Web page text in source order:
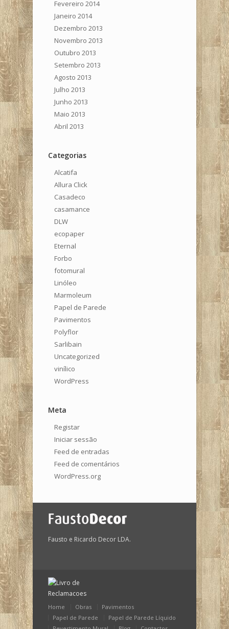
Fevereiro 2014
Janeiro 2014
Dezembro 2013
Novembro 2013
Outubro 2013
Setembro 2013
Agosto 2013
Julho 2013
Junho 2013
Maio 2013
Abril 2013
Categorias
Alcatifa
Allura Click
Casadeco
casamance
DLW
ecopaper
Eternal
Forbo
fotomural
Linóleo
Marmoleum
Papel de Parede
Pavimentos
Polyflor
Sarlibain
Uncategorized
vinílico
WordPress
Meta
Registar
Iniciar sessão
Feed de entradas
Feed de comentários
WordPress.org
Fausto e Ricardo Decor LDA.
Home Obras
Pavimentos
Papel de Parede
Papel de Parede Líquido